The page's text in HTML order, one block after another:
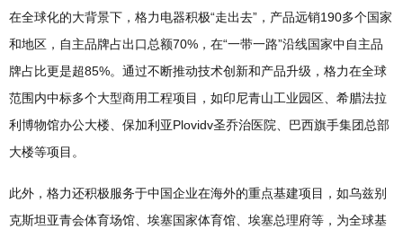
在全球化的大背景下，格力电器积极“走出去”，产品远销190多个国家
和地区，自主品牌占出口总额70%，在“一带一路”沿线国家中自主品
牌占比更是超85%。通过不断推动技术创新和产品升级，格力在全球
范围内中标多个大型商用工程项目，如印尼青山工业园区、希腊法拉
利博物馆办公大楼、保加利亚Plovidv圣乔治医院、巴西旗手集团总部
大楼等项目。
此外，格力还积极服务于中国企业在海外的重点基建项目，如乌兹别
克斯坦亚青会体育场馆、埃塞国家体育馆、埃塞总理府等，为全球基